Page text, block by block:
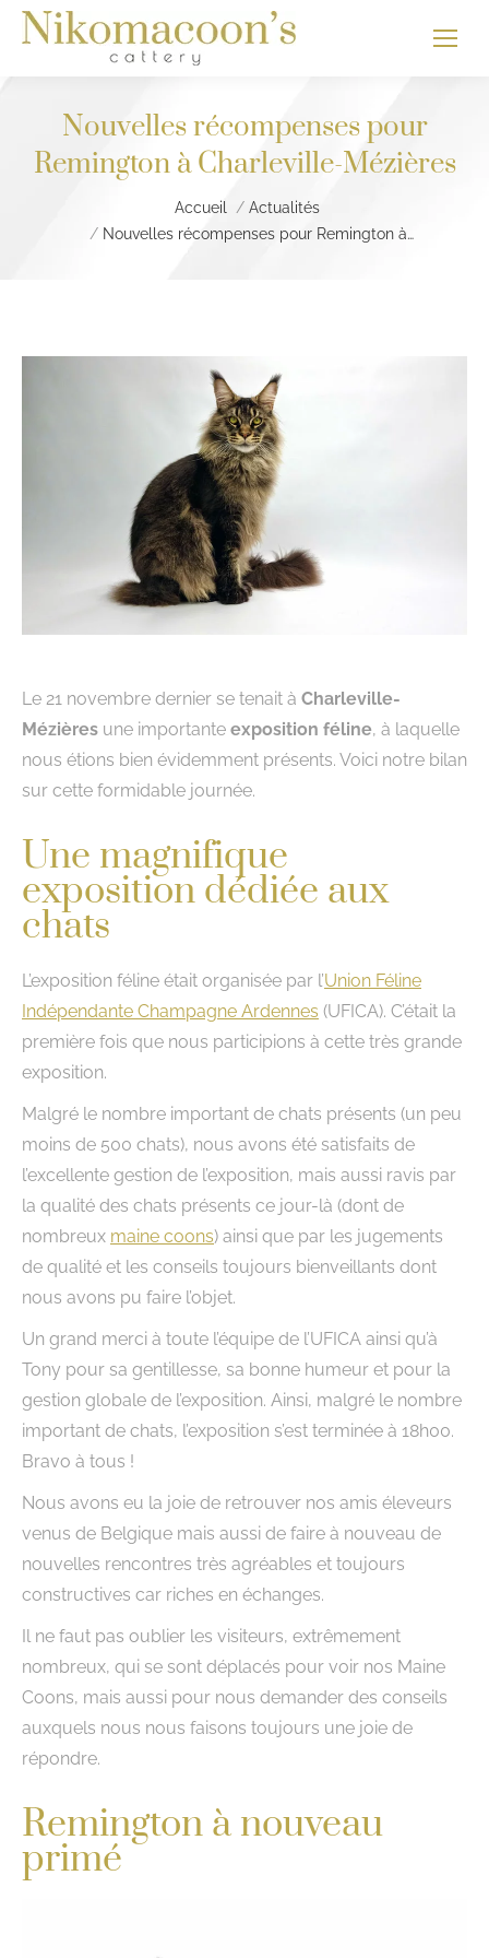
Nouvelles récompenses pour
Remington à Charleville-Mézières
Accueil
Actualités
Nouvelles récompenses pour Remington à…
Le 21 novembre dernier se tenait à Charleville-
Mézières une importante exposition féline, à laquelle
nous étions bien évidemment présents. Voici notre bilan
sur cette formidable journée.
Une magnifique
exposition dédiée aux
chats
L’exposition féline était organisée par l’Union Féline
Indépendante Champagne Ardennes (UFICA). C’était la
première fois que nous participions à cette très grande
exposition.
Malgré le nombre important de chats présents (un peu
moins de 500 chats), nous avons été satisfaits de
l’excellente gestion de l’exposition, mais aussi ravis par
la qualité des chats présents ce jour-là (dont de
nombreux maine coons) ainsi que par les jugements
de qualité et les conseils toujours bienveillants dont
nous avons pu faire l’objet.
Un grand merci à toute l’équipe de l’UFICA ainsi qu’à
Tony pour sa gentillesse, sa bonne humeur et pour la
gestion globale de l’exposition. Ainsi, malgré le nombre
important de chats, l’exposition s’est terminée à 18h00.
Bravo à tous !
Nous avons eu la joie de retrouver nos amis éleveurs
venus de Belgique mais aussi de faire à nouveau de
nouvelles rencontres très agréables et toujours
constructives car riches en échanges.
Il ne faut pas oublier les visiteurs, extrêmement
nombreux, qui se sont déplacés pour voir nos Maine
Coons, mais aussi pour nous demander des conseils
auxquels nous nous faisons toujours une joie de
répondre.
Remington à nouveau
primé